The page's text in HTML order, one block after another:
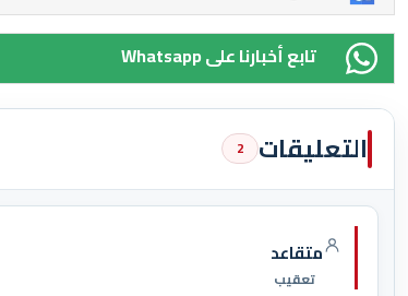
Whatsapp تابع أخبارنا على
التعليقات 2
متقاعد
تعقيب